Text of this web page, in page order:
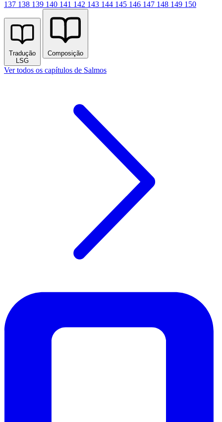
137 138 139 140 141 142 143 144 145 146 147 148 149 150
Tradução
LSG
Composição
Ver todos os capítulos de Salmos